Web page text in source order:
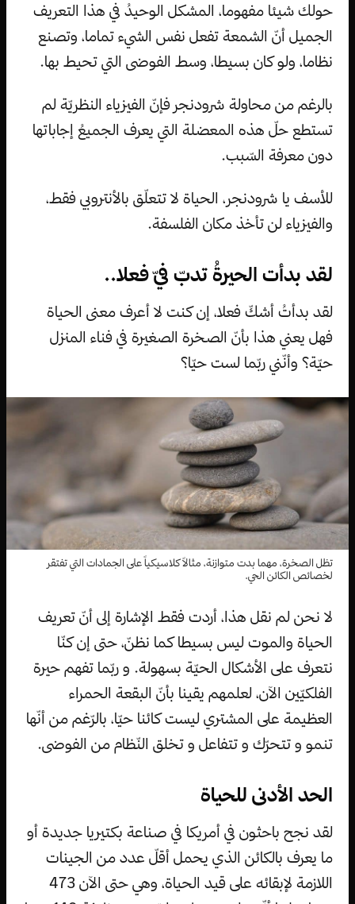
حولك شيئا مفهوما، المشكل الوحيدُ في هذا التعريف
الجميل أنّ الشمعة تفعل نفس الشيء تماما، وتصنع
نظاما، ولو كان بسيطا، وسط الفوضى التي تحيط بها.
بالرغم من محاولة شرودنجر فإنّ الفيزياء النظريّة لم
تستطع حلّ هذه المعضلة التي يعرف الجميعُ إجاباتها
دون معرفة السّبب.
للأسف يا شرودنجر، الحياة لا تتعلّق بالأنتروبي فقط،
والفيزياء لن تأخذ مكان الفلسفة.
لقد بدأت الحيرةُ تدبّ فيّ فعلا..
لقد بدأتُ أشكّ فعلا، إن كنت لا أعرف معنى الحياة
فهل يعني هذا بأنّ الصخرة الصغيرة في فناء المنزل
حيّة؟ وأنّني ربّما لست حيّا؟
تظل الصخرة، مهما بدت متوازنة، مثالاً كلاسيكياً على الجمادات التي تفتقر
لخصائص الكائن الحي.
لا نحن لم نقل هذا، أردت فقط الإشارة إلى أنّ تعريف
الحياة والموت ليس بسيطا كما نظنّ، حتى إن كنّا
نتعرف على الأشكال الحيّة بسهولة. و ربّما تفهم حيرة
الفلكيّين الآن، لعلمهم يقينا بأنّ البقعة الحمراء
العظيمة على المشتري ليست كائنا حيّا، بالرّغم من أنّها
تنمو و تتحرّك و تتفاعل و تخلق النّظام من الفوضى.
الحد الأدنى للحياة
لقد نجح باحثون في أمريكا في صناعة بكتيريا جديدة أو
ما يعرف بالكائن الذي يحمل أقلّ عدد من الجينات
اللازمة لإبقائه على قيد الحياة، وهي حتى الآن 473